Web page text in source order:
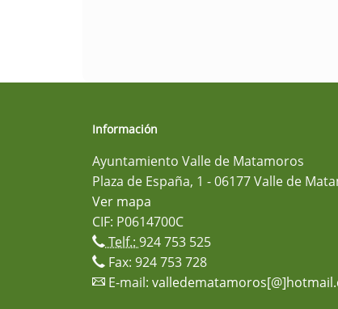
Información
Ayuntamiento Valle de Matamoros
Plaza de España, 1 - 06177 Valle de
Ver mapa
CIF: P0614700C
Telf.: 924 753 525
Fax: 924 753 728
E-mail: